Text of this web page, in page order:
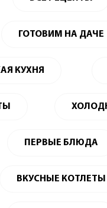
ГОТОВИМ НА ДАЧЕ
КУХНЯ
ПЕРВЫЕ БЛЮДА
ВКУСНЫЕ КОТЛЕТЫ